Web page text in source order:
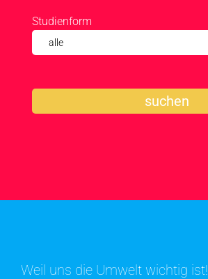
Studienform
Weil uns die Umwelt wichtig ist!